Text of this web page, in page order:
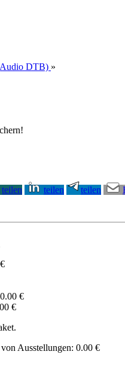
DTB) »
teilen teilen teilen
€
€
Ausstellungen: 0.00 €